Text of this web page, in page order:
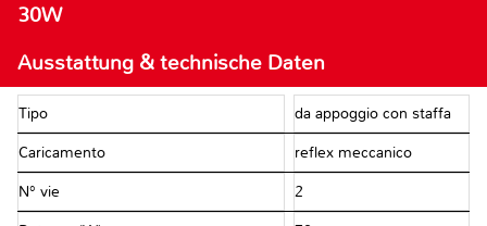
30W
Ausstattung & technische Daten
Tipo da appoggio con staffa
Caricamento reflex meccanico
N° vie 2